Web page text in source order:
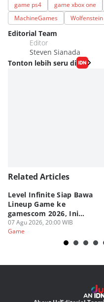
game ps4 game xbox one
MachineGames
Editorial Team
Editor
Steven Sianada
Tonton lebih seru di
Related Articles
Level Infinite Siap Bawa
Lineup Game ke
gamescom 2026, Ini
Judulnya!
07 Agu 2026, 20:00 WIB
Game